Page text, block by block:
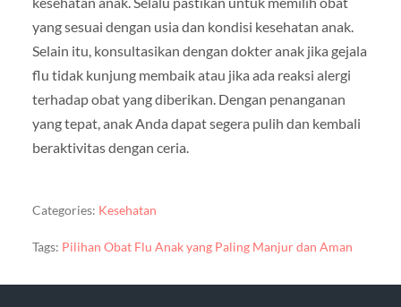
yang sesuai dengan usia dan kondisi kesehatan anak.
Selain itu, konsultasikan dengan dokter anak jika gejala
flu tidak kunjung membaik atau jika ada reaksi alergi
terhadap obat yang diberikan. Dengan penanganan
yang tepat, anak Anda dapat segera pulih dan kembali
beraktivitas dengan ceria.
Categories: Kesehatan
Tags: Pilihan Obat Flu Anak yang Paling Manjur dan Aman